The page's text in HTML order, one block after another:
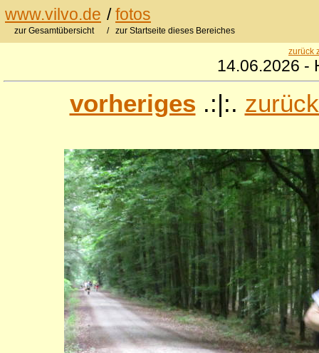
www.vilvo.de /fotos
zur Gesamtübersicht / zur Startseite dieses Bereiches
zurück
14.06.2026 -
vorheriges .:|:.